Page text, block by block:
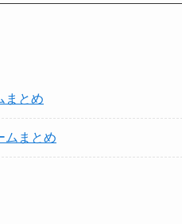
まとめ
ムまとめ